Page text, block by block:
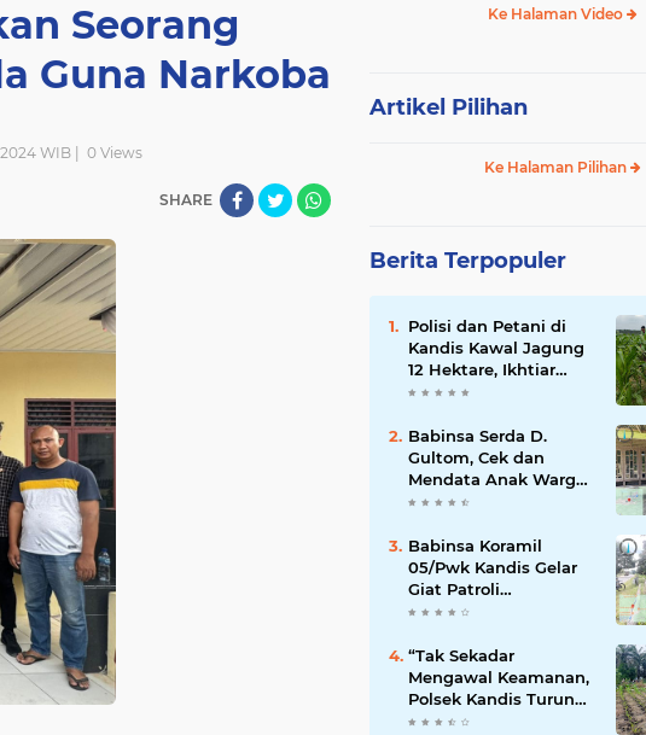
Seorang
Guna Narkoba
WIB | 0Views
SHARE
Ke Halaman Video
Artikel Pilihan
Ke Halaman Pilihan
Berita Terpopuler
Polisi dan Petani di
Kandis Kawal Jagung
12 Hektare, Ikhtiar
Menjaga Ketahanan
Babinsa Serda D.
Gultom, Cek dan
Mendata Anak Warga
Yang Stunting
Babinsa Koramil
05/Pwk Kandis Gelar
Giat Patroli
Pengamanan Line
Kandis Kandis
“Tak Sekadar
Mengawal Keamanan,
Polsek Kandis Turun
ke Lahan Jagung